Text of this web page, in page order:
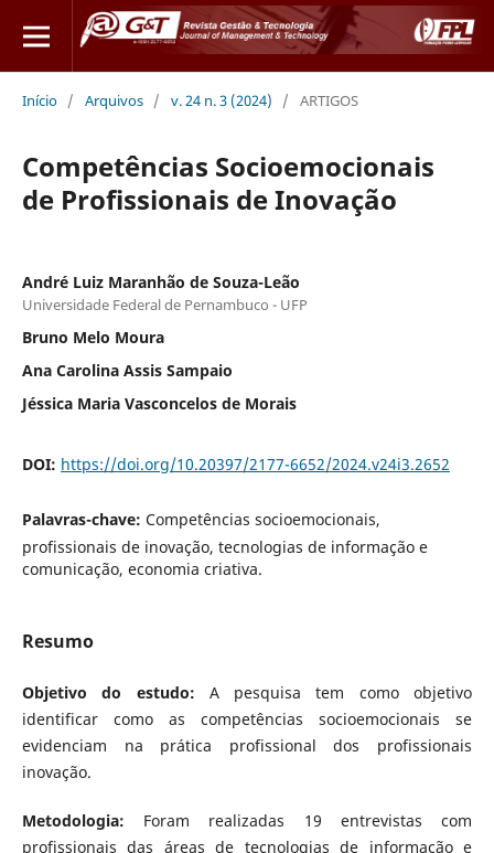
Início / Arquivos / v. 24 n. 3 (2024) / ARTIGOS
Competências Socioemocionais
de Profissionais de Inovação
André Luiz Maranhão de Souza-Leão
Universidade Federal de Pernambuco - UFP
Bruno Melo Moura
Ana Carolina Assis Sampaio
Jéssica Maria Vasconcelos de Morais
DOI: https://doi.org/10.20397/2177-6652/2024.v24i3.2652
Palavras-chave: Competências socioemocionais,
profissionais de inovação, tecnologias de informação e
comunicação, economia criativa.
Resumo
Objetivo do estudo: A pesquisa tem como objetivo
identificar como as competências socioemocionais se
evidenciam na prática profissional dos profissionais
inovação.
Metodologia: Foram realizadas 19 entrevistas com
profissionais das áreas de tecnologias de informação e